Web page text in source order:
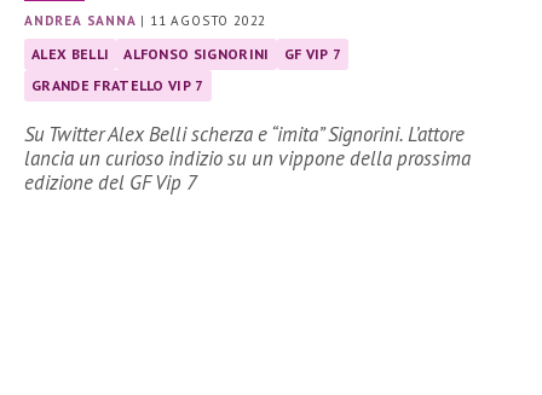
ANDREA SANNA | 11 AGOSTO 2022
ALEX BELLI ALFONSO SIGNORINI
GF VIP 7
GRANDE FRATELLO VIP 7
Su Twitter Alex Belli scherza e “imita” Signorini. L’attore
lancia un curioso indizio su un vippone della prossima
edizione del GF Vip 7